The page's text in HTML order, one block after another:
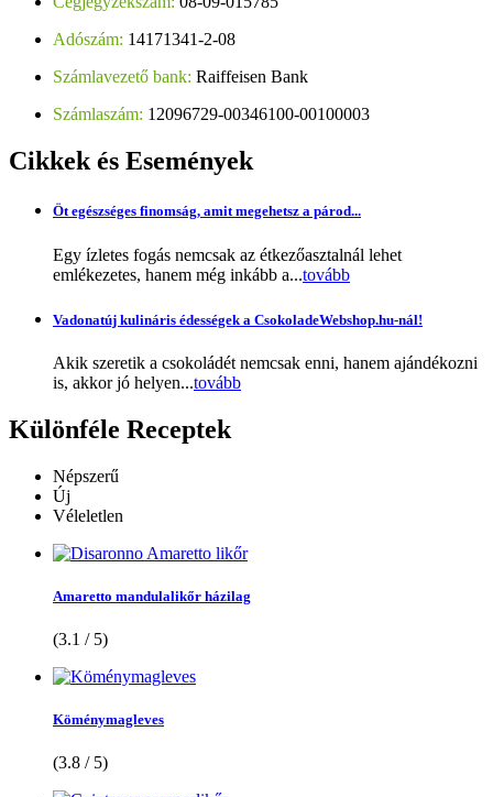
Adószám: 14171341-2-08
Számlavezető bank: Raiffeisen Bank
Számlaszám: 12096729-00346100-00100003
Cikkekés Események
Öt egészséges finomság, amit megehetsz a párod...
Egy ízletes fogás nemcsak az étkezőasztalnál lehet
emlékezetes, hanem még inkább a...tovább
Vadonatúj kulináris édességek a CsokoladeWebshop.hu-nál!
Akik szeretik a csokoládét nemcsak enni, hanem ajándékozni
is, akkor jó helyen...tovább
Különféle Receptek
Népszerű
Új
Véleletlen
Amaretto mandulalikőr házilag
(3.1 / 5)
Köménymagleves
(3.8 / 5)